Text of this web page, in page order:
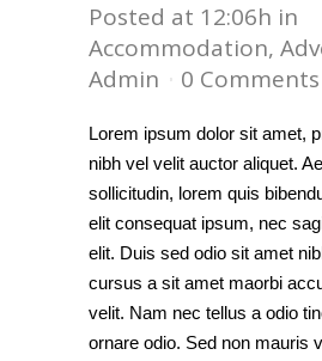
Posted at 12:06h in
Accommodation,
Admin
0 Comments
Lorem ipsum dolor sit amet,
nibh vel velit auctor aliquet.
sollicitudin, lorem quis
elit consequat ipsum, nec
elit. Duis sed odio sit amet
cursus a sit amet maorbi
velit. Nam nec tellus a odio
ornare odio. Sed non mauris